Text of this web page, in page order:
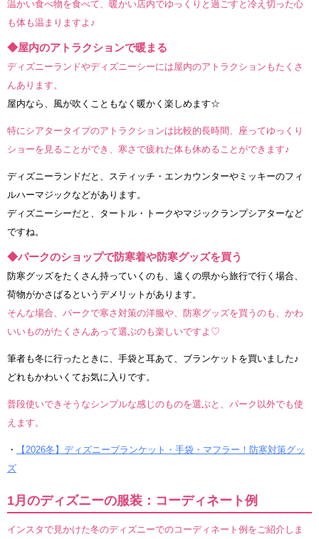
温かい食べ物を食べて、暖かい店内でゆっくりと過ごすと冷え切った心
も体も温まりますよ♪
◆屋内のアトラクションで暖まる
ディズニーランドやディズニーシーには屋内のアトラクションもたくさ
んあります。
屋内なら、風が吹くこともなく暖かく楽しめます☆
特にシアタータイプのアトラクションは比較的長時間、座ってゆっくり
ショーを見ることができ、寒さで疲れた体も休めることができます♪
ディズニーランドだと、スティッチ・エンカウンターやミッキーのフィ
ルハーマジックなどがあります。
ディズニーシーだと、タートル・トークやマジックランプシアターなど
ですね。
◆パークのショップで防寒着や防寒グッズを買う
防寒グッズをたくさん持っていくのも、遠くの県から旅行で行く場合、
荷物がかさばるというデメリットがあります。
そんな場合、パークで寒さ対策の洋服や、防寒グッズを買うのも、かわ
いいものがたくさんあって選ぶのも楽しいですよ♡
筆者も冬に行ったときに、手袋と耳あて、ブランケットを買いました♪
どれもかわいくてお気に入りです。
普段使いできそうなシンプルな感じのものを選ぶと、パーク以外でも使
えます。
・
【2026冬】ディズニーブランケット・手袋・マフラー！防寒対策グッ
ズ
1月のディズニーの服装：コーディネート例
インスタで見かけた冬のディズニーでのコーディネート例をご紹介しま